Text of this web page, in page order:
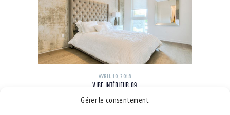
Gérer le consentement
AVRIL 10, 2018
VIBE INTÉRIEUR 09